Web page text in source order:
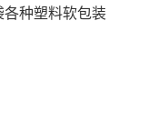
种塑料软包装